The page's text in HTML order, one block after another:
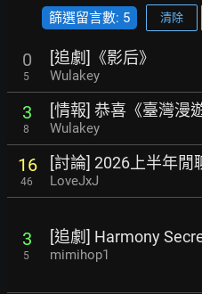
篩選留言數: 5 清除
0
5
[追劇]《影后》
Wulakey
3
8
[情報] 恭喜《臺灣漫
Wulakey
16
46
[討論] 2026上半年閒
LoveJxJ
3
5
[追劇] Harmony
mimihop1